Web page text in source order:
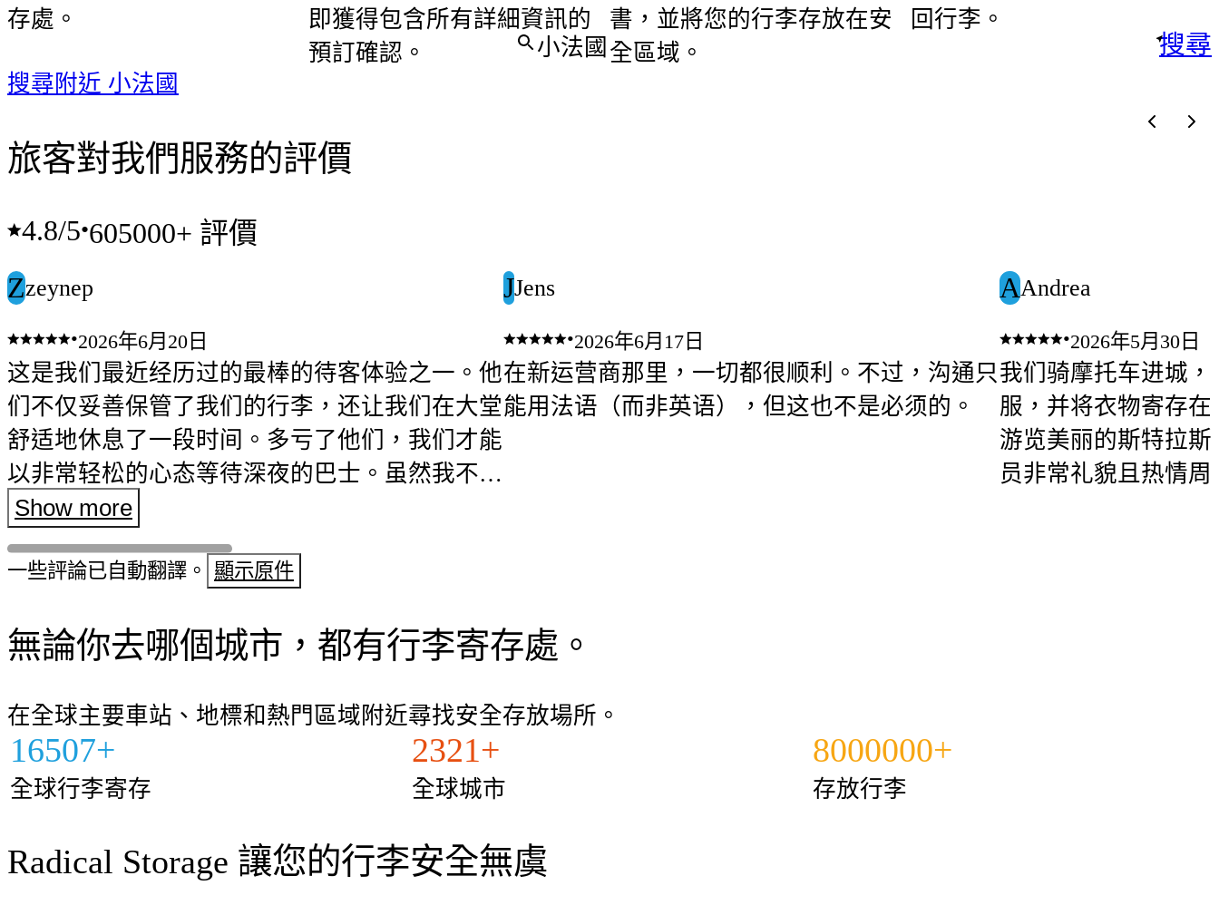
搜尋
存處。
即獲得包含所有詳細資訊的
預訂確認。
書，並將您的行李存放在安
全區域。
回行李。
搜尋附近 小法國
旅客對我們服務的評價
4.8/5•605000+ 評價
Zzeynep
•2026年6月20日
这是我们最近经历过的最棒的待客体验之一。他
们不仅妥善保管了我们的行李，还让我们在大堂
舒适地休息了一段时间。多亏了他们，我们才能
以非常轻松的心态等待深夜的巴士。虽然我不记
得前台那位先生的名字了，但我们非常感激他的
善意????????????（如果在前台付款，只需5欧
元）
Show more
JJens
•2026年6月17日
在新运营商那里，一切都很顺利。不过，沟通只
能用法语（而非英语），但这也不是必须的。
AAndrea
•2026年5月30日
我们骑摩托车进城
服，并将衣物寄存
游览美丽的斯特拉
员非常礼貌且热情
一些評論已自動翻譯。 顯示原件
無論你去哪個城市，都有行李寄存處。
在全球主要車站、地標和熱門區域附近尋找安全存放場所。
16507+
全球行李寄存
2321+
全球城市
8000000+
存放行李
Radical Storage 讓您的行李安全無虞